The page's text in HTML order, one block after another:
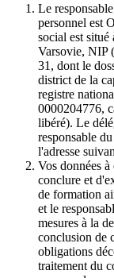
Le
personnel est
social est
Varsovie, NIP
31, dont le
district de la
registre
0000204776,
libéré). Le
responsable
l'adresse
Vos données
conclure et
de formation
et le
mesures à la
conclusion de
obligations
traitement du